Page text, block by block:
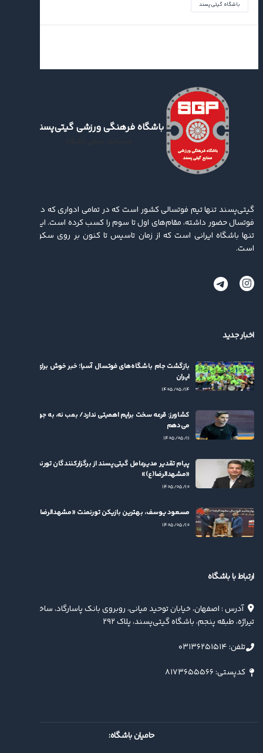
باشگاه گیتی‌پسند
باشگاه فرهنگی ورزشی گیتی‌پسند
گیتی‌پسند تنها تیم فوتسالی کشور است که در تمامی ادواری که در لیگ برتر
فوتسال حضور داشته، مقام‌های اول تا سوم را کسب کرده ‌است. این باشگاه
تنها باشگاه ایرانی است که از زمان تاسیس تا کنون بر روی سکو ایستاده
است.
اخبار جدید
بازگشت جام باشگاه‌های فوتسال آسیا؛ خبر خوش برای فوتسال
ایران
۱۴۰۵/۰۵/۱۴
کشاورز: قرعه سخت برایم اهمیتی ندارد/ بمب نه، به جوان‌ها بها
می‌دهم
۱۴۰۵/۰۵/۱۱
پیام تقدیر مدیرعامل گیتی‌پسند از برگزارکنندگان تورنمنت
«مشهدالرضا(ع)»
۱۴۰۵/۰۵/۱۰
مسعود یوسف، بهترین بازیکن تورنمنت «مشهدالرضا(ع)» شد
۱۴۰۵/۰۵/۱۰
ارتباط با باشگاه
آدرس : اصفهان، خیابان توحید میانی، روبروی بانک پاسارگاد، ساختمان
تیراژه، طبقه پنجم، باشگاه گیتی‌پسند، پلاک ۲۹۲
تلفن: ۰۳۱۳۶۲۵۱۵۱۴
کدپستی: ۸۱۷۳۶۵۵۵۶۶
حامیان باشگاه: